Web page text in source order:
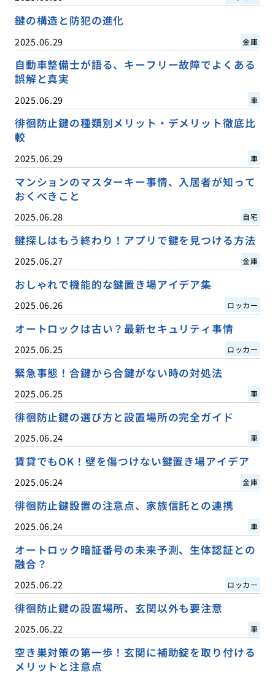
鍵の構造と防犯の進化
2025.06.29 金庫
自動車整備士が語る、キーフリー故障でよくある
誤解と真実
2025.06.29 車
徘徊防止鍵の種類別メリット・デメリット徹底比
較
2025.06.29 車
マンションのマスターキー事情、入居者が知って
おくべきこと
2025.06.28 自宅
鍵探しはもう終わり！アプリで鍵を見つける方法
2025.06.27 金庫
おしゃれで機能的な鍵置き場アイデア集
2025.06.26 ロッカー
オートロックは古い？最新セキュリティ事情
2025.06.25 ロッカー
緊急事態！合鍵から合鍵がない時の対処法
2025.06.25 車
徘徊防止鍵の選び方と設置場所の完全ガイド
2025.06.24 車
賃貸でもOK！壁を傷つけない鍵置き場アイデア
2025.06.24 金庫
徘徊防止鍵設置の注意点、家族信託との連携
2025.06.24 車
オートロック暗証番号の未来予測、生体認証との
融合？
2025.06.22 ロッカー
徘徊防止鍵の設置場所、玄関以外も要注意
2025.06.22 車
空き巣対策の第一歩！玄関に補助錠を取り付ける
メリットと注意点